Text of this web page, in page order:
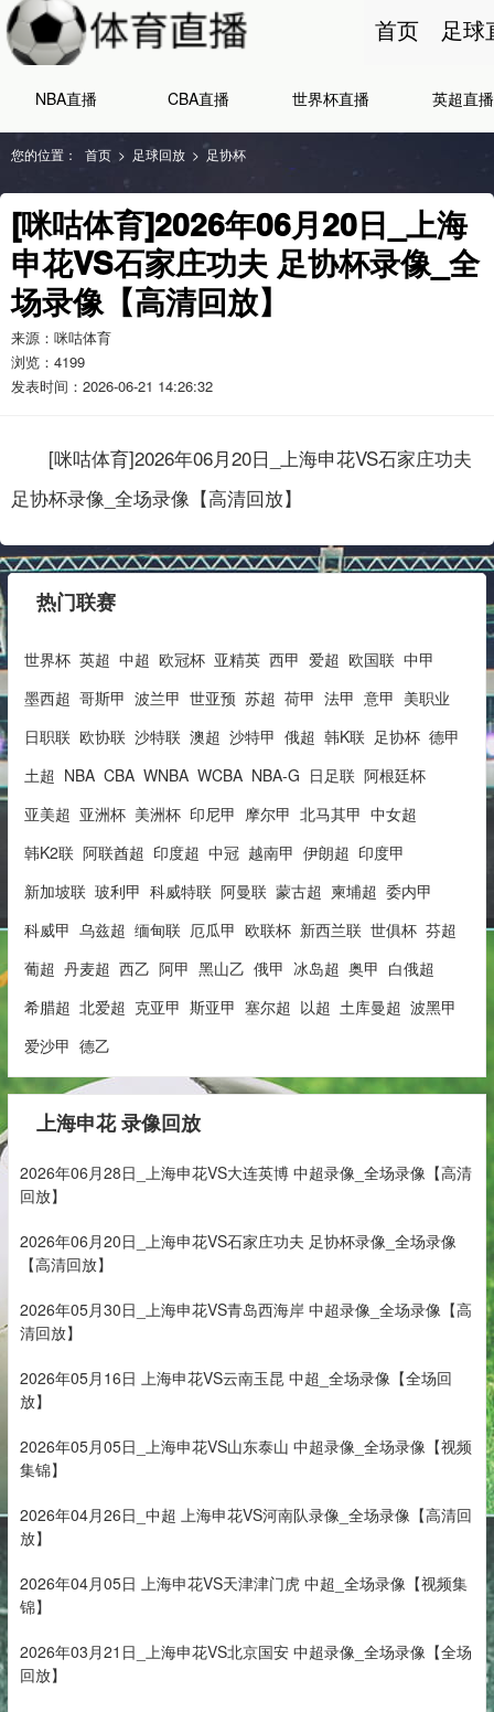
首页 足球
NBA直播 CBA直播 世界杯直播 英超直播
您的位置： 首页 > 足球回放 > 足协杯
[咪咕体育]2026年06月20日_上海
申花VS石家庄功夫 足协杯录像_全
场录像【高清回放】
来源：咪咕体育
浏览： 4199
发表时间：2026-06-21 14:26:32
[咪咕体育]2026年06月20日_上海申花VS石家庄功夫
足协杯录像_全场录像【高清回放】
热门联赛
世界杯 英超 中超 欧冠杯 亚精英 西甲 爱超 欧国联 中甲
墨西超 哥斯甲 波兰甲 世亚预 苏超 荷甲 法甲 意甲 美职业
日职联 欧协联 沙特联 澳超 沙特甲 俄超 韩K联 足协杯 德甲
土超 NBA CBA WNBA WCBA NBA-G 日足联 阿根廷杯
亚美超 亚洲杯 美洲杯 印尼甲 摩尔甲 北马其甲 中女超
韩K2联 阿联酋超 印度超 中冠 越南甲 伊朗超 印度甲
新加坡联 玻利甲 科威特联 阿曼联 蒙古超 柬埔超 委内甲
科威甲 乌兹超 缅甸联 厄瓜甲 欧联杯 新西兰联 世俱杯 芬超
葡超 丹麦超 西乙 阿甲 黑山乙 俄甲 冰岛超 奥甲 白俄超
希腊超 北爱超 克亚甲 斯亚甲 塞尔超 以超 土库曼超 波黑甲
爱沙甲 德乙
上海申花 录像回放
2026年06月28日_上海申花VS大连英博 中超录像_全场录像【高清
回放】
2026年06月20日_上海申花VS石家庄功夫 足协杯录像_全场录像
【高清回放】
2026年05月30日_上海申花VS青岛西海岸 中超录像_全场录像【高
清回放】
2026年05月16日 上海申花VS云南玉昆 中超_全场录像【全场回
放】
2026年05月05日_上海申花VS山东泰山 中超录像_全场录像【视频
集锦】
2026年04月26日_中超 上海申花VS河南队录像_全场录像【高清回
放】
2026年04月05日 上海申花VS天津津门虎 中超_全场录像【视频集
锦】
2026年03月21日_上海申花VS北京国安 中超录像_全场录像【全场
回放】